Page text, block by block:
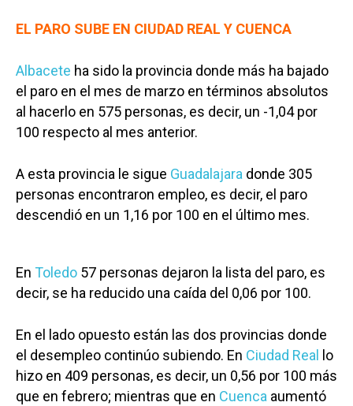
EL PARO SUBE EN CIUDAD REAL Y CUENCA
Albacete ha sido la provincia donde más ha bajado
el paro en el mes de marzo en términos absolutos
al hacerlo en 575 personas, es decir, un -1,04 por
100 respecto al mes anterior.
A esta provincia le sigue Guadalajara donde 305
personas encontraron empleo, es decir, el paro
descendió en un 1,16 por 100 en el último mes.
En Toledo 57 personas dejaron la lista del paro, es
decir, se ha reducido una caída del 0,06 por 100.
En el lado opuesto están las dos provincias donde
el desempleo continúo subiendo. En Ciudad Real
lo
hizo en 409 personas, es decir, un 0,56 por 100 más
que en febrero; mientras que en Cuenca aumentó